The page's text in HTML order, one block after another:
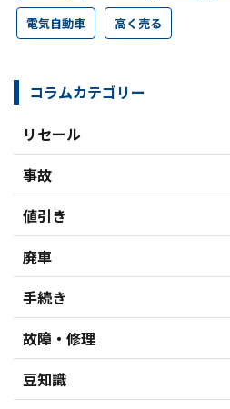
電気自動車 高く売る
コラムカテゴリー
リセール
事故
値引き
廃車
手続き
故障・修理
豆知識